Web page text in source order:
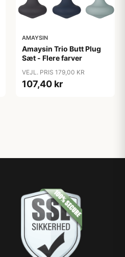
AMAYSIN
Amaysin Trio Butt Plug
Sæt - Flere farver
VEJL. PRIS 179,00 KR
107,40 kr